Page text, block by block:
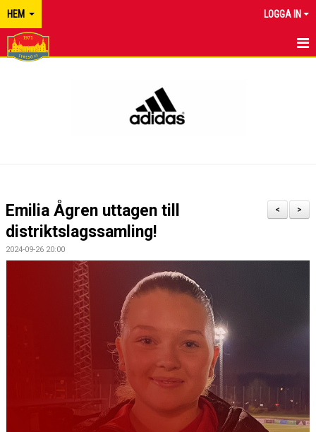
HEM LOGGA IN
>
<
Emilia Ågren uttagen till
distriktslagssamling!
2024-09-26 20:00